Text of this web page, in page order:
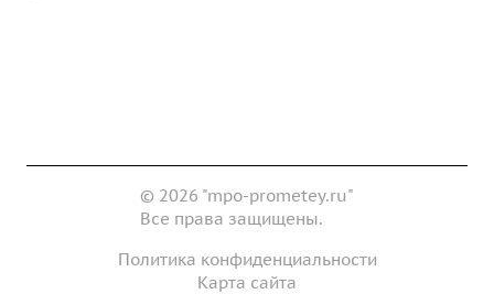
© 2026 "mpo-prometey.ru"
Все права защищены.
Политика конфиденциальности
Карта сайта